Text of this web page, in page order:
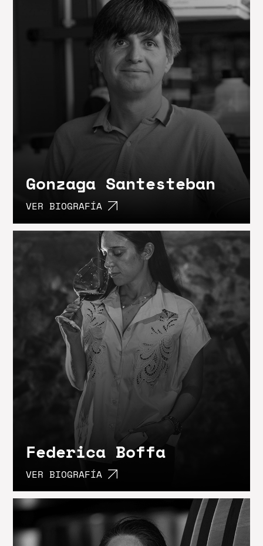
Gonzaga Santesteban
VER BIOGRAFÍA
Federica Boffa
VER BIOGRAFÍA